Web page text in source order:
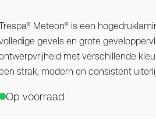
Meteon® is een
gevels en grote
met verschillende
strak, modern en consistent
Op voorraad